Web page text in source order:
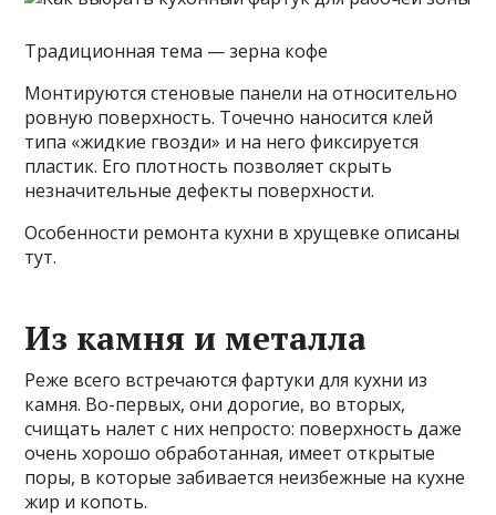
Традиционная тема — зерна кофе
Монтируются стеновые панели на относительно
ровную поверхность. Точечно наносится клей
типа «жидкие гвозди» и на него фиксируется
пластик. Его плотность позволяет скрыть
незначительные дефекты поверхности.
Особенности ремонта кухни в хрущевке описаны
тут.
Из камня и металла
Реже всего встречаются фартуки для кухни из
камня. Во-первых, они дорогие, во вторых,
счищать налет с них непросто: поверхность даже
очень хорошо обработанная, имеет открытые
поры, в которые забивается неизбежные на кухне
жир и копоть.